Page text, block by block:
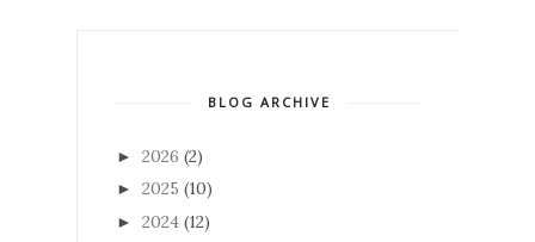
BLOG ARCHIVE
► 2026 (2)
► 2025 (10)
► 2024 (12)